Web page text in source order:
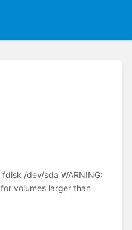
/dev/sda WARNING:
volumes larger than